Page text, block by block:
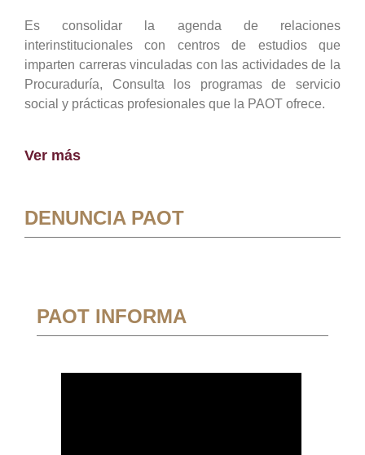
Es consolidar la agenda de relaciones
interinstitucionales con centros de estudios que
imparten carreras vinculadas con las actividades de la
Procuraduría, Consulta los programas de servicio
social y prácticas profesionales que la PAOT ofrece.
Ver más
DENUNCIA PAOT
PAOT INFORMA